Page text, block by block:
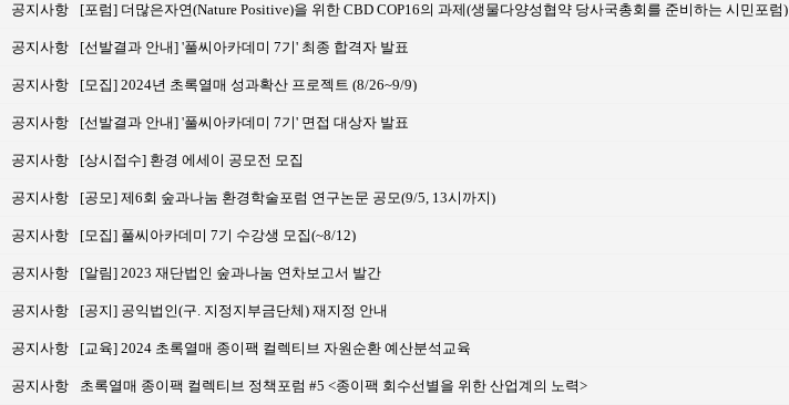
공지사항 [포럼] 더많은자연(Nature Positive)을 위한 CBD COP16의 과제(생물다양성협약 당사국총회를 준비하는 시민포럼)
공지사항 [선발결과 안내] '풀씨아카데미 7기' 최종 합격자 발표
공지사항 [모집] 2024년 초록열매 성과확산 프로젝트 (8/26~9/9)
공지사항 [선발결과 안내] '풀씨아카데미 7기' 면접 대상자 발표
공지사항 [상시접수] 환경 에세이 공모전 모집
공지사항 [공모] 제6회 숲과나눔 환경학술포럼 연구논문 공모(9/5, 13시까지)
공지사항 [모집] 풀씨아카데미 7기 수강생 모집(~8/12)
공지사항 [알림] 2023 재단법인 숲과나눔 연차보고서 발간
공지사항 [공지] 공익법인(구. 지정지부금단체) 재지정 안내
공지사항 [교육] 2024 초록열매 종이팩 컬렉티브 자원순환 예산분석교육
공지사항 초록열매 종이팩 컬렉티브 정책포럼 #5 <종이팩 회수선별을 위한 산업계의 노력>